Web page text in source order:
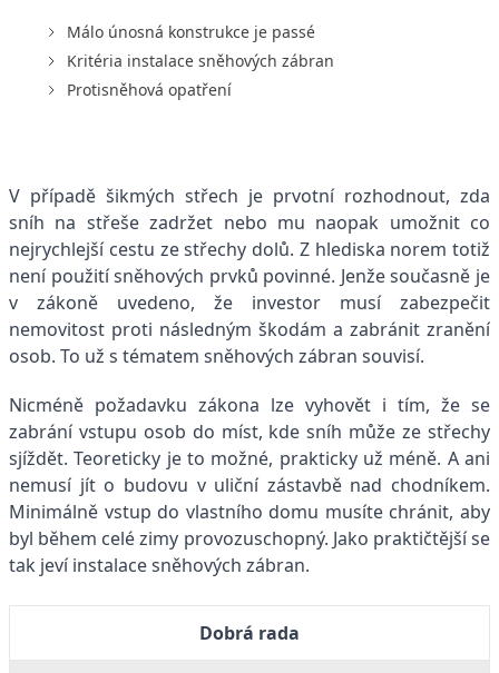
Málo únosná konstrukce je passé
Kritéria instalace sněhových zábran
Protisněhová opatření
V případě šikmých střech je prvotní rozhodnout, zda
sníh na střeše zadržet nebo mu naopak umožnit co
nejrychlejší cestu ze střechy dolů. Z hlediska norem totiž
není použití sněhových prvků povinné. Jenže současně je
v zákoně uvedeno, že investor musí zabezpečit
nemovitost proti následným škodám a zabránit zranění
osob. To už s tématem sněhových zábran souvisí.
Nicméně požadavku zákona lze vyhovět i tím, že se
zabrání vstupu osob do míst, kde sníh může ze střechy
sjíždět. Teoreticky je to možné, prakticky už méně. A ani
nemusí jít o budovu v uliční zástavbě nad chodníkem.
Minimálně vstup do vlastního domu musíte chránit, aby
byl během celé zimy provozuschopný. Jako praktičtější se
tak jeví instalace sněhových zábran.
Dobrá rada